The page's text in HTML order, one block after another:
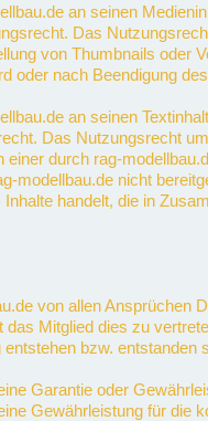
an seinen
Das
von Thumbnails oder
oder nach Beendigung
an seinen
Das Nutzungsrecht
durch rag-
modellbau.de nicht
handelt, die in
von allen Ansprüchen
Mitglied dies zu
bzw.
Garantie oder
Gewährleistung für die